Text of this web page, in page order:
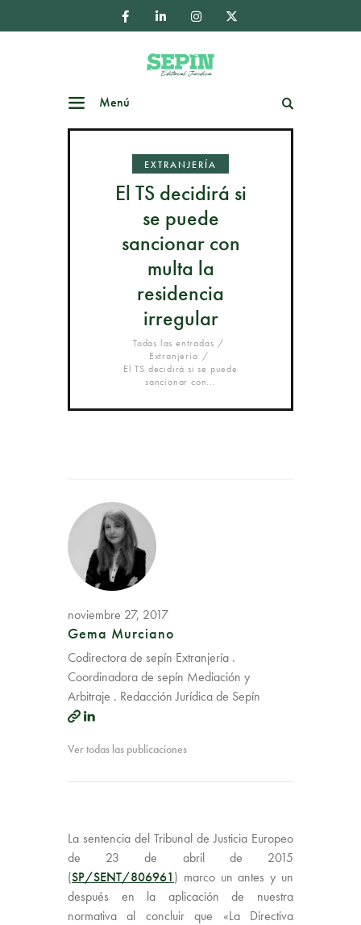
Menú
EXTRANJERÍA
El TS decidirá si
se puede
sancionar con
multa la
residencia
irregular
Todas las entradas
Extranjería
El TS decidirá si se puede
sancionar con...
noviembre 27, 2017
Gema Murciano
Codirectora de sepín Extranjería .
Coordinadora de sepín Mediación y
Arbitraje . Redacción Jurídica de Sepín
Ver todas las publicaciones
La sentencia del Tribunal de Justicia Europeo
de 23 de abril de 2015
(SP/SENT/806961) marco un antes y un
después en la aplicación de nuestra
normativa al concluir que «La Directiva